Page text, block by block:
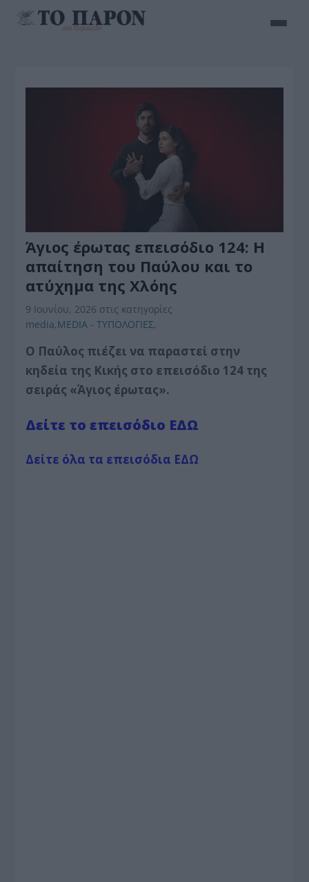
Άγιος έρωτας επεισόδιο 124: Η
απαίτηση του Παύλου και το
ατύχημα της Χλόης
9 Ιουνίου, 2026 στις κατηγορίες
media,MEDIA - ΤΥΠΟΛΟΓΙΕΣ,
Ο Παύλος πιέζει να παραστεί στην
κηδεία της Κικής στο επεισόδιο 124 της
σειράς «Άγιος έρωτας».
Δείτε το επεισόδιο ΕΔΩ
Δείτε όλα τα επεισόδια ΕΔΩ